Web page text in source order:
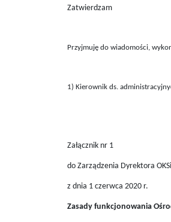
Zatwierdzam
Przyjmuję do wiadomości,
1) Kierownik ds.
Załącznik nr 1
do Zarządzenia Dyrektora
z dnia 1 czerwca 2020 r.
Zasady funkcjonowania